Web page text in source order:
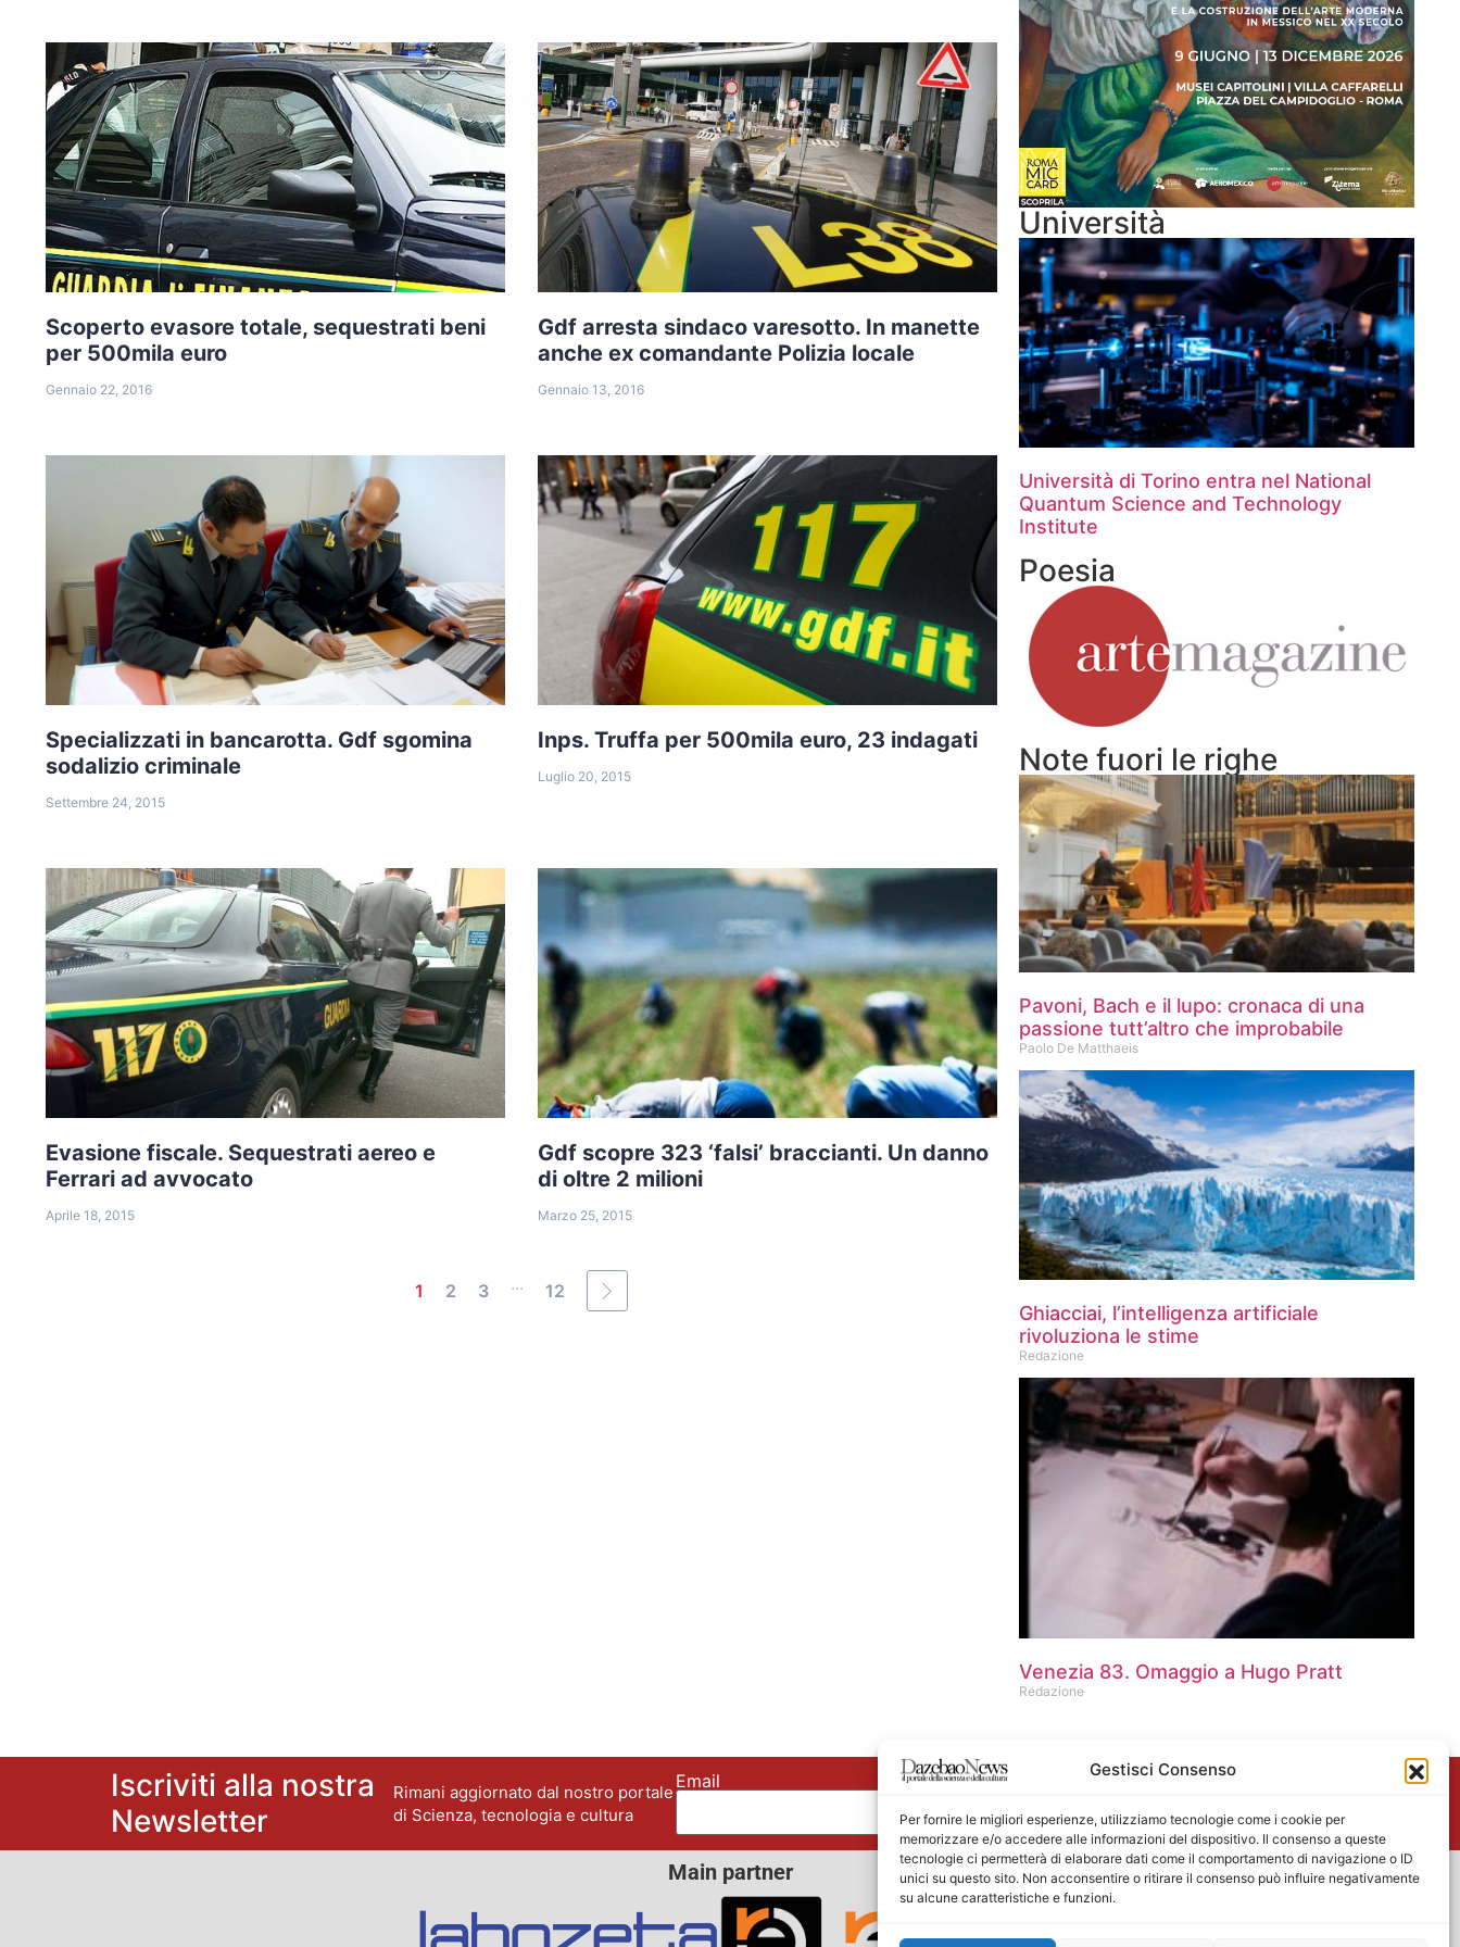
Gestisci Consenso
Per fornire le migliori esperienze, utilizziamo tecnologie come i cookie per
memorizzare e/o accedere alle informazioni del dispositivo. Il consenso a queste
tecnologie ci permetterà di elaborare dati come il comportamento di navigazione o ID
unici su questo sito. Non acconsentire o ritirare il consenso può influire negativamente
su alcune caratteristiche e funzioni.
Scoperto evasore totale, sequestrati beni
per 500mila euro
Gennaio 22, 2016
Gdf arresta sindaco varesotto. In manette
anche ex comandante Polizia locale
Gennaio 13, 2016
Specializzati in bancarotta. Gdf sgomina
sodalizio criminale
Settembre 24, 2015
Inps. Truffa per 500mila euro, 23 indagati
Luglio 20, 2015
Evasione fiscale. Sequestrati aereo e
Ferrari ad avvocato
Aprile 18, 2015
Gdf scopre 323 ‘falsi’ braccianti. Un danno
di oltre 2 milioni
Marzo 25, 2015
1 2 3 ... 12
Università
Università di Torino entra nel National
Quantum Science and Technology
Institute
Poesia
Note fuori le righe
Pavoni, Bach e il lupo: cronaca di una
passione tutt’altro che improbabile
Paolo De Matthaeis
Ghiacciai, l’intelligenza artificiale
rivoluziona le stime
Redazione
Venezia 83. Omaggio a Hugo Pratt
Redazione
Iscriviti alla nostra
Newsletter
Rimani aggiornato dal nostro portale
di Scienza, tecnologia e cultura
Email Nome
Main partner